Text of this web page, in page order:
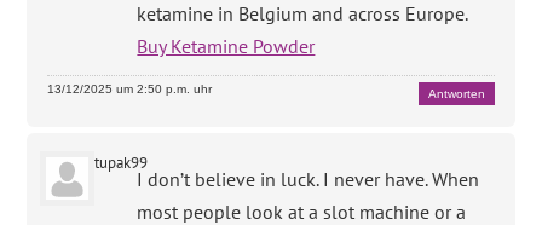
ketamine in Belgium and across Europe.
Buy Ketamine Powder
13/12/2025 um 2:50 p.m. uhr Antworten
tupak99
I don’t believe in luck. I never have. When
most people look at a slot machine or a